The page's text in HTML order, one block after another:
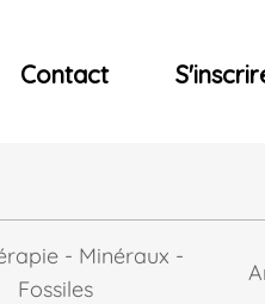
Contact
- Minéraux -
Fossiles